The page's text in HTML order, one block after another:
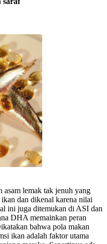
asam lemak tak jenuh yang
dan dikenal karena nilai
ini juga ditemukan di ASI dan
DHA memainkan peran
bahwa pola makan
ikan adalah faktor utama